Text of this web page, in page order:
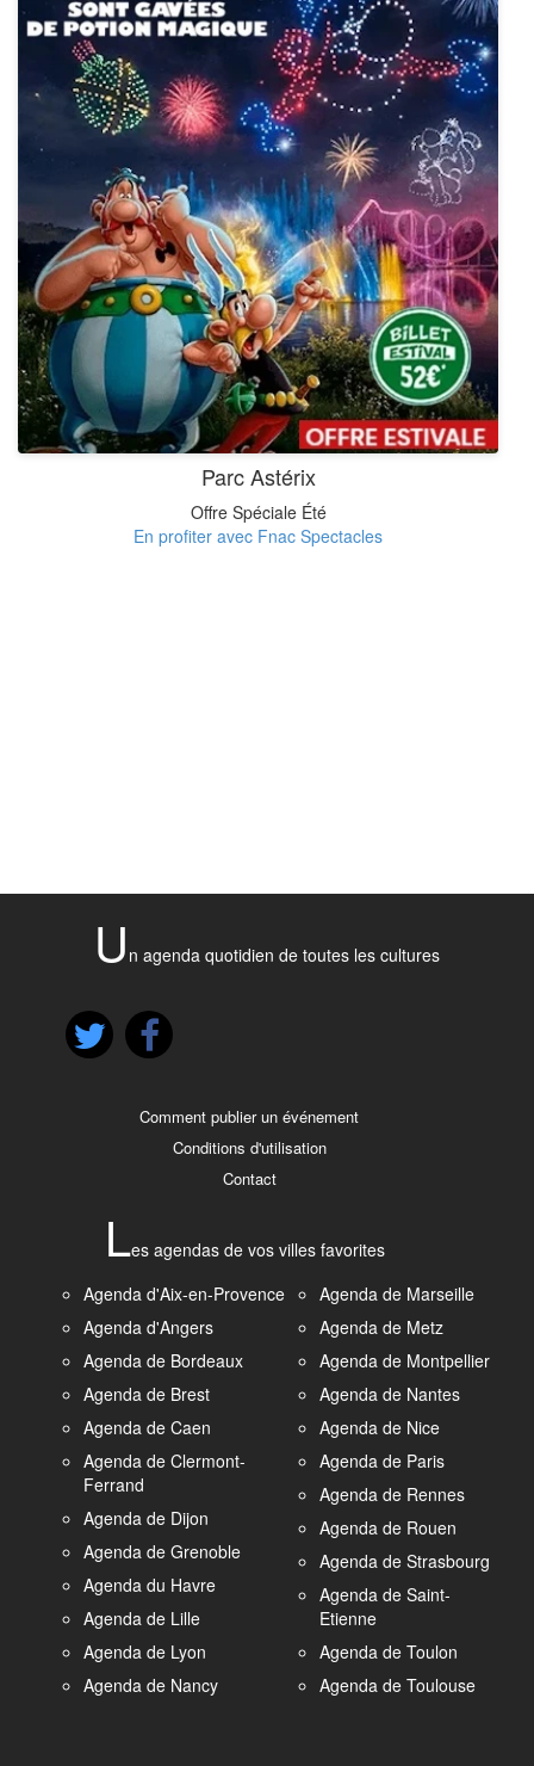
Parc Astérix
Offre Spéciale Été
En profiter avec Fnac Spectacles
U n agenda quotidien de toutes les cultures
Comment publier un événement
Conditions d'utilisation
Contact
Les agendas de vos villes favorites
Agenda d'Aix-en-Provence
Agenda d'Angers
Agenda de Bordeaux
Agenda de Brest
Agenda de Caen
Agenda de Clermont-
Ferrand
Agenda de Dijon
Agenda de Grenoble
Agenda du Havre
Agenda de Lille
Agenda de Lyon
Agenda de Nancy
Agenda de Marseille
Agenda de Metz
Agenda de Montpellier
Agenda de Nantes
Agenda de Nice
Agenda de Paris
Agenda de Rennes
Agenda de Rouen
Agenda de Strasbourg
Agenda de Saint-
Etienne
Agenda de Toulon
Agenda de Toulouse